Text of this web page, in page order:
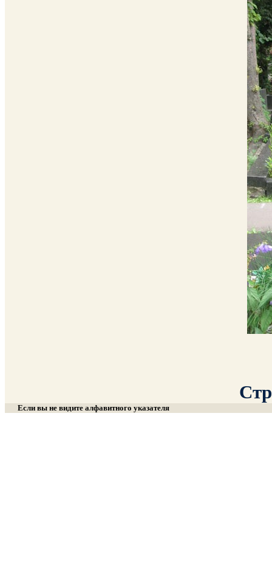
Если вы не видите алфавитного указателя